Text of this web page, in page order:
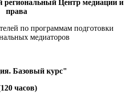
Центр медиации и
права
по программам подготовки
медиаторов
Базовый курс"
часов)